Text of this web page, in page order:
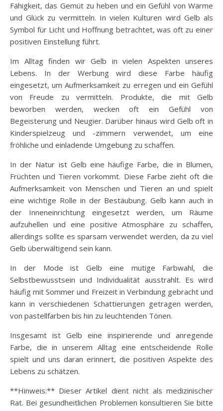
Fähigkeit, das Gemüt zu heben und ein Gefühl von Wärme
und Glück zu vermitteln. In vielen Kulturen wird Gelb als
Symbol für Licht und Hoffnung betrachtet, was oft zu einer
positiven Einstellung führt.
Im Alltag finden wir Gelb in vielen Aspekten unseres
Lebens. In der Werbung wird diese Farbe häufig
eingesetzt, um Aufmerksamkeit zu erregen und ein Gefühl
von Freude zu vermitteln. Produkte, die mit Gelb
beworben werden, wecken oft ein Gefühl von
Begeisterung und Neugier. Darüber hinaus wird Gelb oft in
Kinderspielzeug und -zimmern verwendet, um eine
fröhliche und einladende Umgebung zu schaffen.
In der Natur ist Gelb eine häufige Farbe, die in Blumen,
Früchten und Tieren vorkommt. Diese Farbe zieht oft die
Aufmerksamkeit von Menschen und Tieren an und spielt
eine wichtige Rolle in der Bestäubung. Gelb kann auch in
der Inneneinrichtung eingesetzt werden, um Räume
aufzuhellen und eine positive Atmosphäre zu schaffen,
allerdings sollte es sparsam verwendet werden, da zu viel
Gelb überwältigend sein kann.
In der Mode ist Gelb eine mutige Farbwahl, die
Selbstbewusstsein und Individualität ausstrahlt. Es wird
häufig mit Sommer und Freizeit in Verbindung gebracht und
kann in verschiedenen Schattierungen getragen werden,
von pastellfarben bis hin zu leuchtenden Tönen.
Insgesamt ist Gelb eine inspirierende und anregende
Farbe, die in unserem Alltag eine entscheidende Rolle
spielt und uns daran erinnert, die positiven Aspekte des
Lebens zu schätzen.
**Hinweis:** Dieser Artikel dient nicht als medizinischer
Rat. Bei gesundheitlichen Problemen konsultieren Sie bitte